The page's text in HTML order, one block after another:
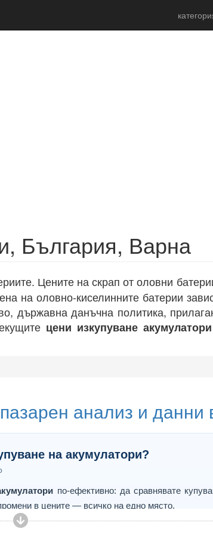
България, Варна
Цените на скрап от оловни
на оловно-киселинните батерии
държавна данъчна политика,
цени изкупуване
анализ и
на акумулатори?
по-ефективно: да сравнявате
в цените — всичко на едно място.